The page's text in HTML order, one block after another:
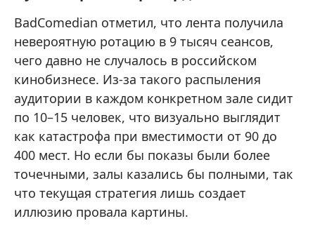
BadComedian отметил, что лента получила
невероятную ротацию в 9 тысяч сеансов,
чего давно не случалось в российском
кинобизнесе. Из-за такого распыления
аудитории в каждом конкретном зале сидит
по 10–15 человек, что визуально выглядит
как катастрофа при вместимости от 90 до
400 мест. Но если бы показы были более
точечными, залы казались бы полными, так
что текущая стратегия лишь создает
иллюзию провала картины.